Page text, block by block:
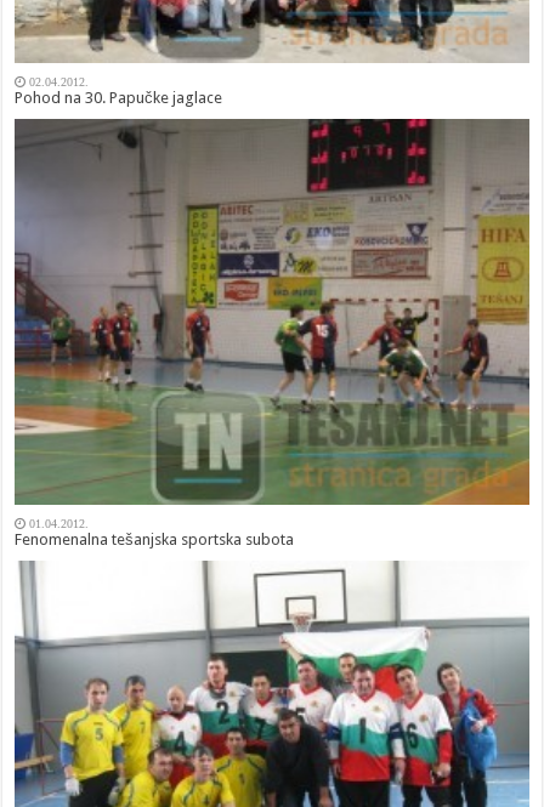
02.04.2012.
Pohod na 30. Papučke jaglace
01.04.2012.
Fenomenalna tešanjska sportska subota